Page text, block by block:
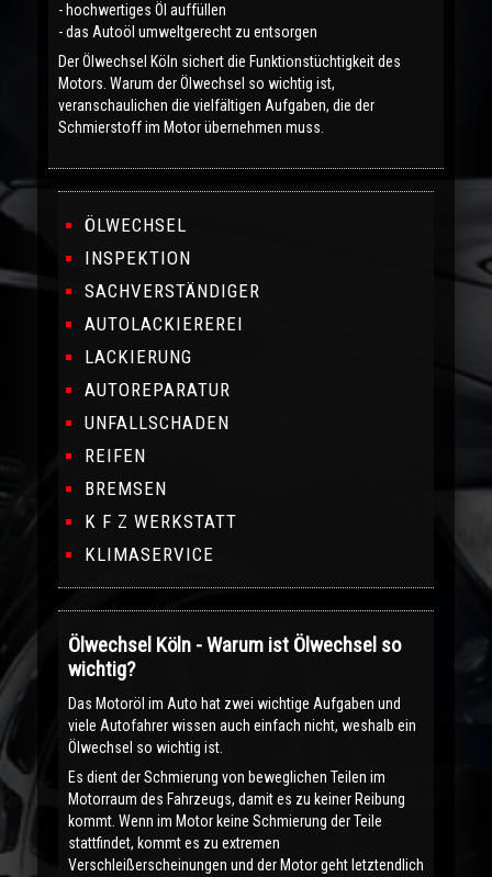
- hochwertiges Öl auffüllen
- das Autoöl umweltgerecht zu entsorgen
Der Ölwechsel Köln sichert die Funktionstüchtigkeit des
Motors. Warum der Ölwechsel so wichtig ist,
veranschaulichen die vielfältigen Aufgaben, die der
Schmierstoff im Motor übernehmen muss.
ÖLWECHSEL
INSPEKTION
SACHVERSTÄNDIGER
AUTOLACKIEREREI
LACKIERUNG
AUTOREPARATUR
UNFALLSCHADEN
REIFEN
BREMSEN
K F Z WERKSTATT
KLIMASERVICE
Ölwechsel Köln - Warum ist Ölwechsel so
wichtig?
Das Motoröl im Auto hat zwei wichtige Aufgaben und
viele Autofahrer wissen auch einfach nicht, weshalb ein
Ölwechsel so wichtig ist.
Es dient der Schmierung von beweglichen Teilen im
Motorraum des Fahrzeugs, damit es zu keiner Reibung
kommt. Wenn im Motor keine Schmierung der Teile
stattfindet, kommt es zu extremen
Verschleißerscheinungen und der Motor geht letztendlich